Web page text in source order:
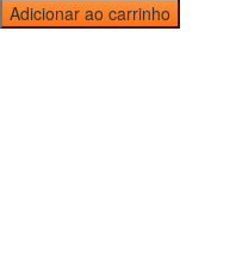
Adicionar ao carrinho